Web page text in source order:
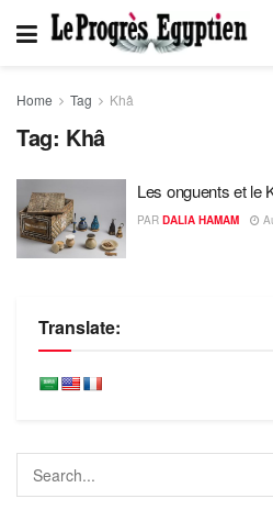
Home Tag Khâ
Tag: Khâ
Les onguents et le
PAR DALIA HAMAM
Translate: